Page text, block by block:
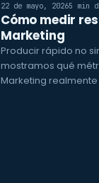
22 de mayo, 20265 min
Cómo medir
Marketing
Producir rápido no
mostramos qué
Marketing